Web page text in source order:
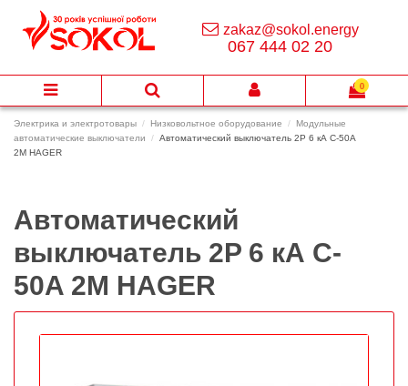
Электрика и электротовары Низковольтное оборудование
Модульные
автоматические выключатели
Автоматический выключатель 2P 6 кА C-50A
2M HAGER
Автоматический
выключатель 2P 6 кА C-
50A 2M HAGER
zakaz@sokol.energy
067 444 02 20
0